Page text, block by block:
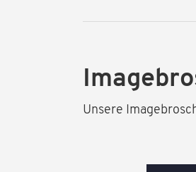
Unsere